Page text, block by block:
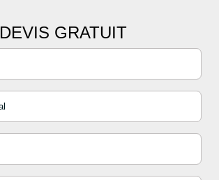
DEVIS GRATUIT